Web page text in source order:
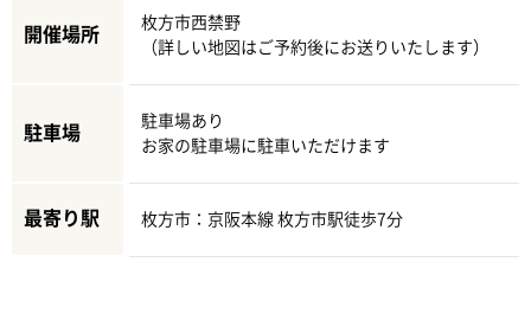
開催場所
枚方市西禁野
（詳しい地図はご予約後にお送りいたします）
駐車場
駐車場あり
お家の駐車場に駐車いただけます
最寄り駅 枚方市：京阪本線 枚方市駅徒歩7分